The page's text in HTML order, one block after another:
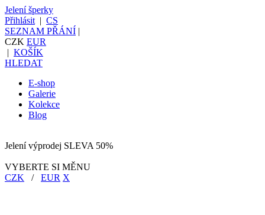
Jelení šperky
Přihlásit | CS
SEZNAM PŘÁNÍ |
CZK EUR
| KOŠÍK
HLEDAT
E-shop
Galerie
Kolekce
Blog
Jelení výprodej SLEVA 50%
VYBERTE SI MĚNU
CZK / EUR X